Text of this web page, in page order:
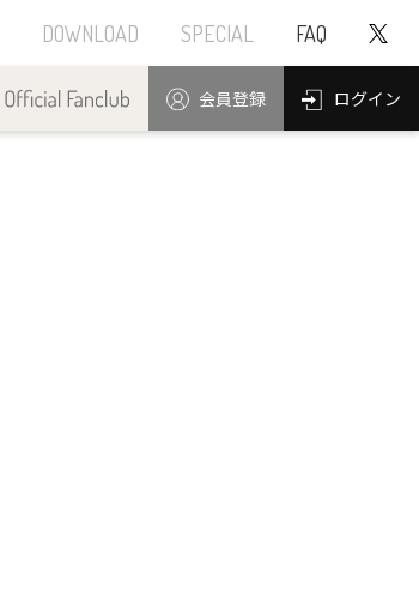
DOWNLOAD SPECIAL FAQ
会員登録 ログイン